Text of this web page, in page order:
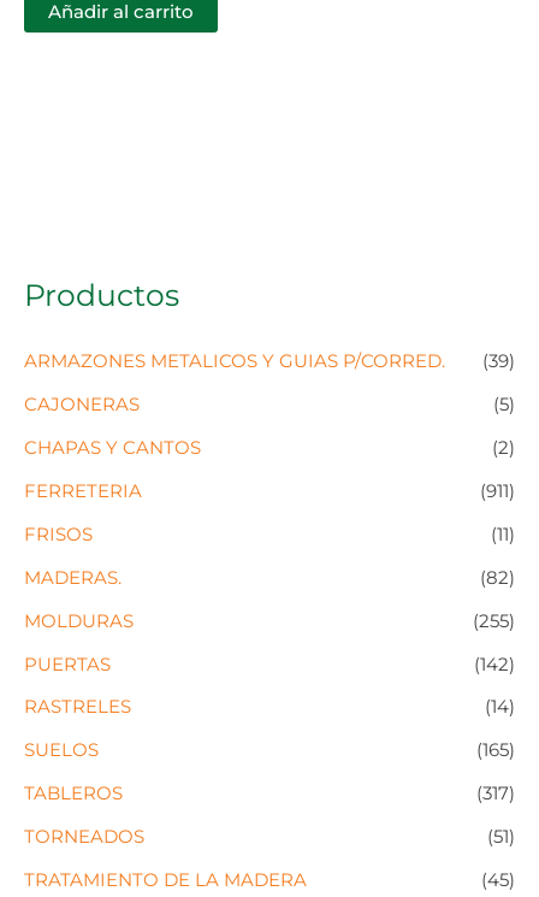
Productos
ARMAZONES METALICOS Y GUIAS P/CORRED.
(39)
CAJONERAS
(5)
CHAPAS Y CANTOS
(2)
FERRETERIA
(911)
FRISOS
(11)
MADERAS.
(82)
MOLDURAS
(255)
PUERTAS
(142)
RASTRELES
(14)
SUELOS
(165)
TABLEROS
(317)
TORNEADOS
(51)
TRATAMIENTO DE LA MADERA
(45)
Añadir al carrito